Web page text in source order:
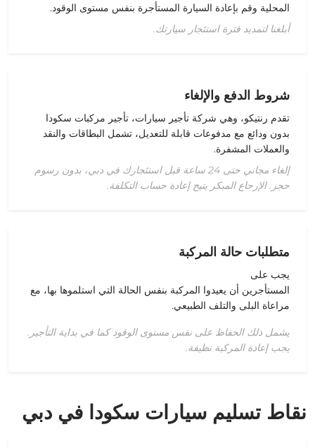
المحلية وقم بإعادة السيارة المستأجرة بنفس مستوى الوقود.
أبلغنا لتمديد فترة استئجار سيارتك.
شروط الدفع والإلغاء
تقدم رنتيكو، وهي شركة تأجير سيارات، تأجير مركبات سكودا
بدون ودائع مع مدفوعات قابلة للتعديل، تشمل البطاقات والنقد
والعملات المشفرة.
إلغاء مجاني حتى 24 ساعة قبل استئجارك في دبي، بدون رسوم
حجز. الإرجاع المبكر يتيح إعادة حساب التكلفة.
متطلبات حالة المركبة
يجب على
المستأجرين أن يعيدوا المركبة بنفس الحالة التي استلموها بها، مع
مراعاة البلى والتلف الطبيعي.
يشمل ذلك الحفاظ على نفس مستوى الوقود كما في بداية التأجير.
يجب إعادة المركبة نظيفة.
نقاط تسليم سيارات سكودا في دبي